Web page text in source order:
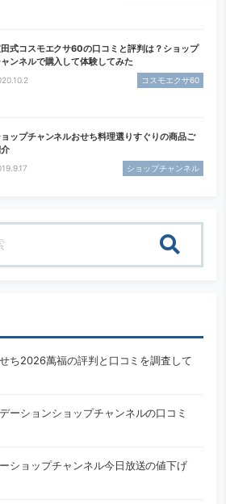
式コスモエクサ60の口コミと評判は？ショップ
ンネルで購入して体験してみた
コスモエクサ60
ップチャンネルおせち料理選りすぐりの商品ご
ショップチャンネル
ち2026萬福の評判と口コミを調査して
ーションショップチャンネルの口コミ
ショップチャンネル今日放送の値下げ